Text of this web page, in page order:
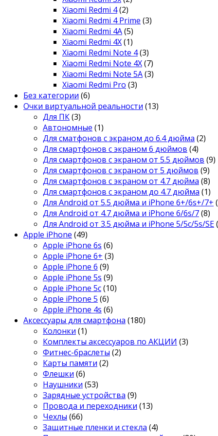
Xiaomi Redmi 4(2)
Xiaomi Redmi 4 Prime (3)
Xiaomi Redmi 4A(5)
Xiaomi Redmi 4X(1)
Xiaomi Redmi Note 4(3)
Xiaomi Redmi Note 4X(7)
Xiaomi Redmi Note 5A(3)
Xiaomi Redmi Pro (3)
Без категории (6)
Очки виртуальной реальности (13)
Для ПК(3)
Автономные (1)
Для сматфонов с экраном до 6.4 дюйма (2)
Для смартфонов с экраном 6 дюймов (4)
Для смартфонов с экраном от 5.5 дюймов (9)
Для смартфонов с экраном от 5 дюймов (9)
Для смартфонов с экраном от 4.7 дюйма (8)
Для смартфонов с экраном до 4.7 дюйма (1)
Для Android от 5.5 дюйма и iPhone 6+/6s+/7+
Для Android от 4.7 дюйма и iPhone 6/6s/7(8)
Для Android от 3.5 дюйма и iPhone 5/5c/5s/SE
Apple iPhone (49)
Apple iPhone 6s (6)
Apple iPhone 6+ (3)
Apple iPhone 6 (9)
Apple iPhone 5s (9)
Apple iPhone 5c(10)
Apple iPhone 5 (6)
Apple iPhone 4s (6)
Аксессуары для смартфона (180)
Колонки (1)
Комплекты аксессуаров по АКЦИИ (3)
Фитнес-браслеты (2)
Карты памяти (2)
Флешки (6)
Наушники (53)
Зарядные устройства (9)
Провода и переходники (13)
Чехлы (66)
Защитные пленки и стекла (4)